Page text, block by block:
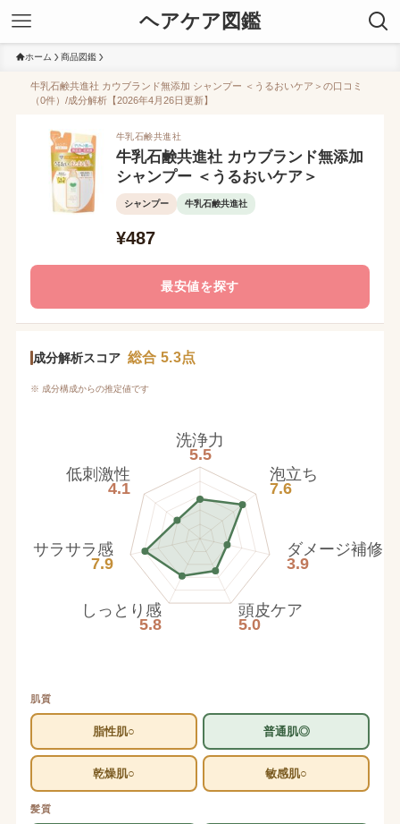
ヘアケア図鑑
ホーム 商品図鑑
牛乳石鹸共進社 カウブランド無添加 シャンプー ＜うるおいケア＞の口コミ
（0件）/成分解析【2026年4月26日更新】
牛乳石鹸共進社
牛乳石鹸共進社 カウブランド無添加
シャンプー ＜うるおいケア＞
シャンプー 牛乳石鹸共進社
¥487
最安値を探す
成分解析スコア 総合 5.3点
※ 成分構成からの推定値です
洗浄力
5.5
泡立ち
7.6
ダメージ補修
3.9
頭皮ケア
5.0
しっとり感
5.8
サラサラ感
7.9
低刺激性
4.1
肌質
脂性肌○ 普通肌◎
乾燥肌○ 敏感肌○
髪質